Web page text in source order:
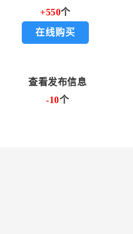
+550个
在线购买
查看发布信息
-10个